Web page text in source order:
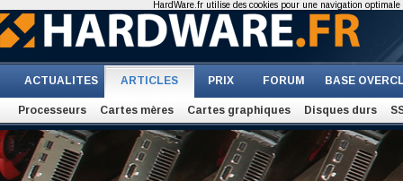
ACTUALITES ARTICLES PRIX FORUM BASE
Processeurs Cartes mères Cartes graphiques Disques durs
HardWare.fr utilise des cookies pour une navigation